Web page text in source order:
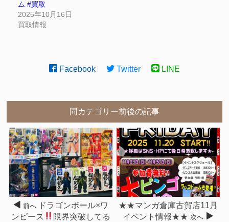
ム #買取
2025年10月16日
買取情報
Facebook Twitter LINE
同カテゴリー前後の記事
前へ ドラゴンボール×ワ
ンピース
限界突破してる
★★マンガ倉庫古賀店11月
イベント情報★★ 次へ